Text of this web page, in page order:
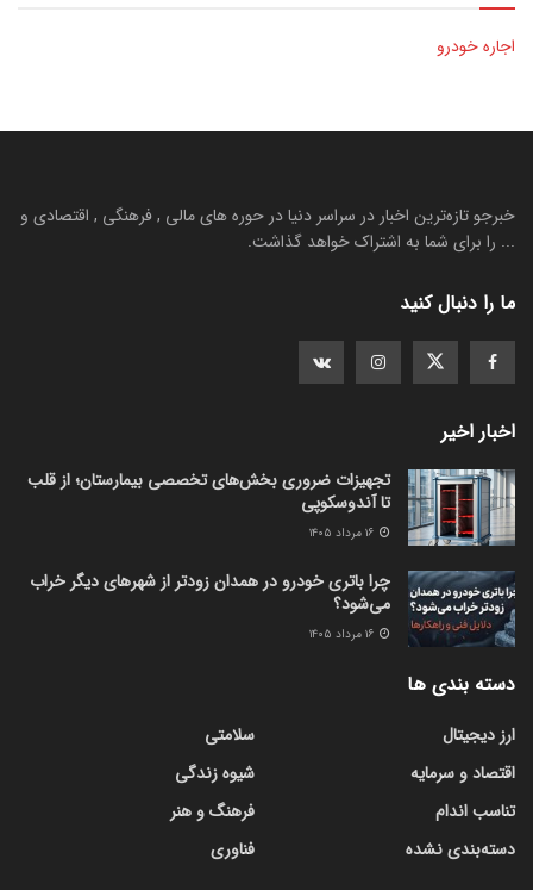
اجاره خودرو
خبرجو تازه‌ترین اخبار در سراسر دنیا در حوره های مالی , فرهنگی , اقتصادی و
... را برای شما به اشتراک خواهد گذاشت.
ما را دنبال کنید
اخبار اخیر
تجهیزات ضروری بخش‌های تخصصی بیمارستان؛ از قلب
تا آندوسکوپی
چرا باتری خودرو در همدان زودتر از شهرهای دیگر خراب
می‌شود؟
دسته بندی ها
ارز دیجیتال
اقتصاد و سرمایه
تناسب اندام
دسته‌بندی نشده
سلامتی
شیوه زندگی
فرهنگ و هنر
فناوری